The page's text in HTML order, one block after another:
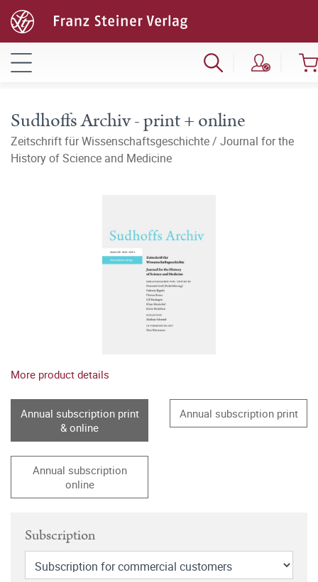
Sudhoffs Archiv - print + online
Zeitschrift für Wissenschaftsgeschichte / Journal for the
History of Science and Medicine
More product details
Annual subscription print
& online
Annual subscription print
Annual subscription
online
Subscription